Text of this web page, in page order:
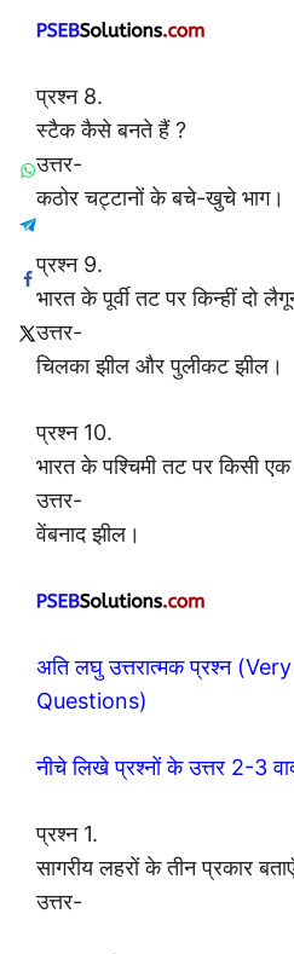
प्रश्न 8.
स्टैक कैसे बनते हैं ?
उत्तर-
कठोर चट्टानों के बचे-खुचे भाग।
प्रश्न 9.
भारत के पूर्वी तट पर किन्हीं दो
उत्तर-
चिलका झील और पुलीकट झील।
प्रश्न 10.
भारत के पश्चिमी तट पर किसी
उत्तर-
वेंबनाद झील।
अति लघु उत्तरात्मक प्रश्न
Questions)
नीचे लिखे प्रश्नों के उत्तर 2-3
प्रश्न 1.
सागरीय लहरों के तीन प्रकार
उत्तर-